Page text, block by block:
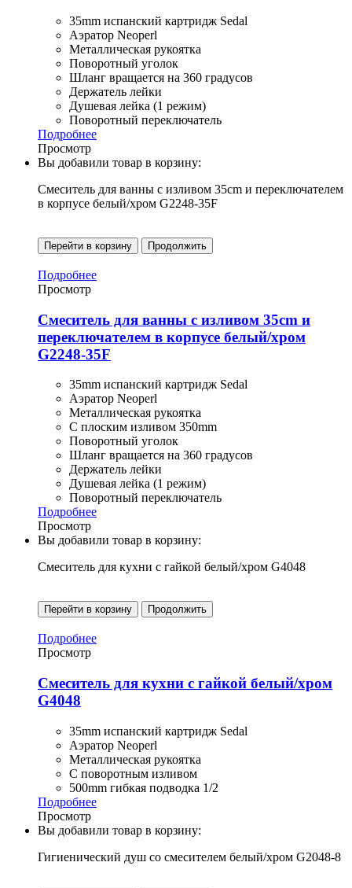
35mm испанский картридж Sedal
Аэратор Neoperl
Металлическая рукоятка
Поворотный уголок
Шланг вращается на 360 градусов
Держатель лейки
Душевая лейка (1 режим)
Поворотный переключатель
Подробнее
Просмотр
Вы добавили товар в корзину:
Смеситель для ванны с изливом 35cm и переключателем
в корпусе белый/хром G2248-35F
Перейти в корзину Продолжить
Подробнее
Просмотр
Смеситель для ванны с изливом 35cm и
переключателем в корпусе белый/хром
G2248-35F
35mm испанский картридж Sedal
Аэратор Neoperl
Металлическая рукоятка
С плоским изливом 350mm
Поворотный уголок
Шланг вращается на 360 градусов
Держатель лейки
Душевая лейка (1 режим)
Поворотный переключатель
Подробнее
Просмотр
Вы добавили товар в корзину:
Смеситель для кухни с гайкой белый/хром G4048
Перейти в корзину Продолжить
Подробнее
Просмотр
Смеситель для кухни с гайкой белый/хром
G4048
35mm испанский картридж Sedal
Аэратор Neoperl
Металлическая рукоятка
С поворотным изливом
500mm гибкая подводка 1/2
Подробнее
Просмотр
Вы добавили товар в корзину:
Гигиенический душ со смесителем белый/хром G2048-8